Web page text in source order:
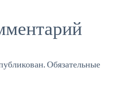
Обязательные